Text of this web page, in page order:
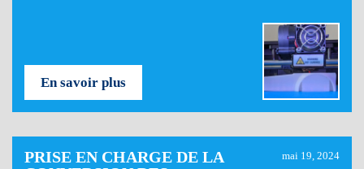
En savoir plus
PRISE EN CHARGE DE LA
mai 19, 2024